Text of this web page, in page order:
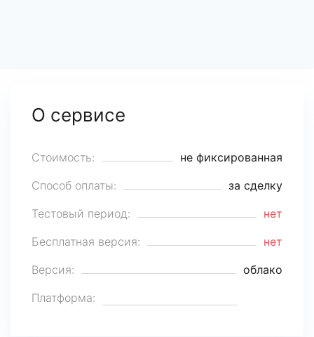
О сервисе
Стоимость:
не фиксированная
Способ оплаты:
за сделку
Тестовый период:
нет
Бесплатная версия:
нет
Версия:
облако
Платформа: